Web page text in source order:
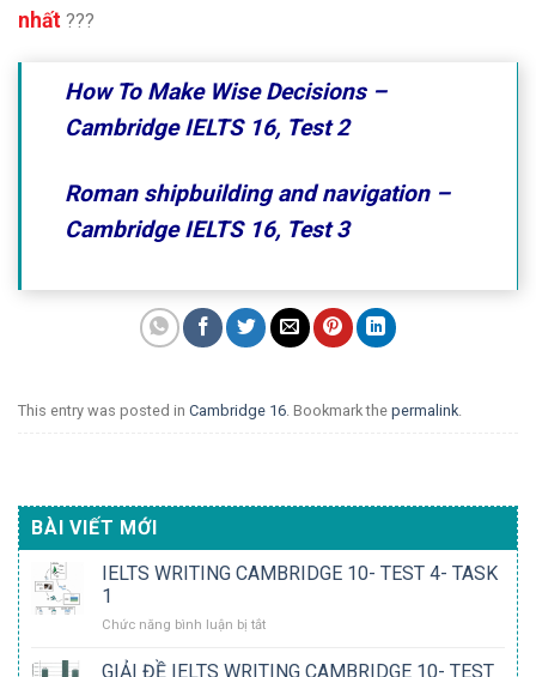
nhất ???
How To Make Wise Decisions –
Cambridge IELTS 16, Test 2
Roman shipbuilding and navigation –
Cambridge IELTS 16, Test 3
This entry was posted in Cambridge 16. Bookmark the permalink.
BÀI VIẾT MỚI
IELTS WRITING CAMBRIDGE 10- TEST 4- TASK
1
Chức năng bình luận bị tắtở
WRITING
GIẢI ĐỀ IELTS WRITING CAMBRIDGE 10- TEST